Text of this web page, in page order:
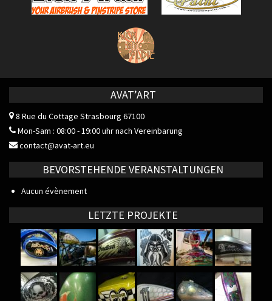
AVAT’ART
8 Rue du Cottage Strasbourg 67100
Mon-Sam : 08:00 - 19:00 uhr nach Vereinbarung
contact@avat-art.eu
BEVORSTEHENDE VERANSTALTUNGEN
Aucun évènement
LETZTE PROJEKTE